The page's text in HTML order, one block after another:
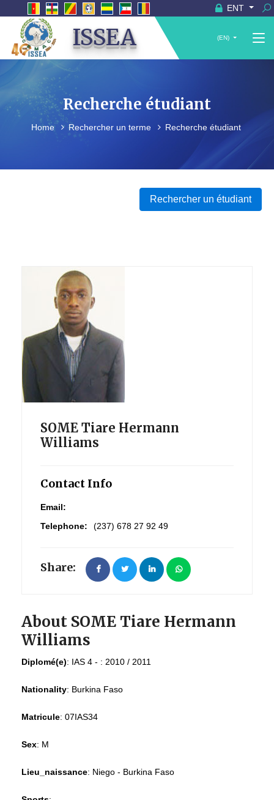
ENT
ISSEA (EN)
Recherche étudiant
Home Rechercher un terme Recherche étudiant
Rechercher un étudiant
SOME Tiare Hermann
Williams
Contact Info
Email:
Telephone:
(237) 678 27 92 49
Share:
About SOME Tiare Hermann
Williams
Diplomé(e): IAS 4 - : 2010 / 2011
Nationality: Burkina Faso
Matricule: 07IAS34
Sex: M
Lieu_naissance: Niego - Burkina Faso